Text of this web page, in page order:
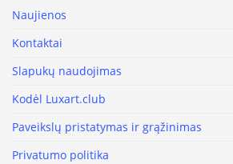
Naujienos
Kontaktai
Slapukų naudojimas
Kodėl Luxart.club
Paveikslų pristatymas ir grąžinimas
Privatumo politika